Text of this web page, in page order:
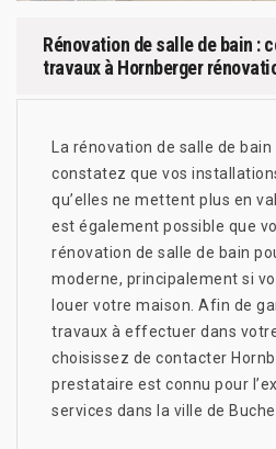
Rénovation de salle de bain :
travaux à Hornberger
La rénovation de salle de
constatez que vos
qu’elles ne mettent plus en
est également possible que
rénovation de salle de bain
moderne, principalement si
louer votre maison. Afin de
travaux à effectuer dans votre
choisissez de contacter
prestataire est connu pour
services dans la ville de